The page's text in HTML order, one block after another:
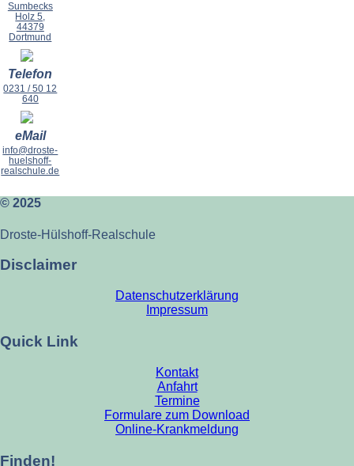
Sumbecks
Holz 5,
44379
Dortmund
Telefon
0231 / 50 12
640
eMail
info@droste-
huelshoff-
realschule.de
© 2025
Droste-Hülshoff-Realschule
Disclaimer
Datenschutzerklärung
Impressum
Quick Link
Kontakt
Anfahrt
Termine
Formulare zum Download
Online-Krankmeldung
Finden!